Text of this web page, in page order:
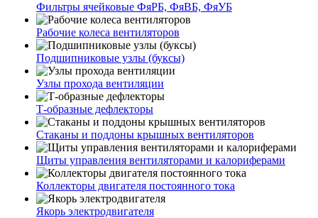
Фильтры ячейковые ФяРБ, ФяВБ, ФяУБ
Рабочие колеса вентиляторов
Подшипниковые узлы (буксы)
Узлы прохода вентиляции
Т-образные дефлекторы
Стаканы и поддоны крышных вентиляторов
Щиты управления вентиляторами и калориферами
Коллекторы двигателя постоянного тока
Якорь электродвигателя